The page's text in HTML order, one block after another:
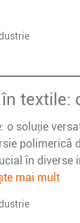
o soluție
polimerică
în diverse
mai mult